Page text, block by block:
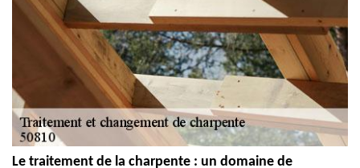
Le traitement de la charpente : un domaine de